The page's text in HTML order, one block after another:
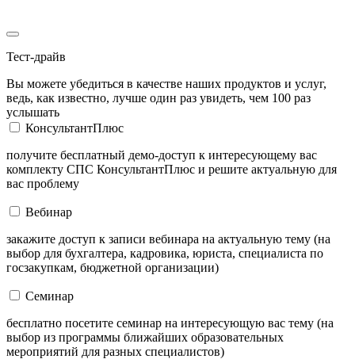
Тест-драйв
Вы можете убедиться в качестве наших продуктов и услуг,
ведь, как известно, лучше один раз увидеть, чем 100 раз
услышать
КонсультантПлюс
получите бесплатный демо-доступ к интересующему вас
комплекту СПС КонсультантПлюс и решите актуальную для
вас проблему
Вебинар
закажите доступ к записи вебинара на актуальную тему (на
выбор для бухгалтера, кадровика, юриста, специалиста по
госзакупкам, бюджетной организации)
Семинар
бесплатно посетите семинар на интересующую вас тему (на
выбор из программы ближайших образовательных
мероприятий для разных специалистов)